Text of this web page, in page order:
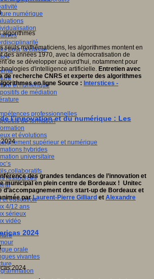
numérique
pour la classe
et numérique
de médiation
professionnelles
de formation
et évolutions
supérieur et numérique
hybrides
universitaire
collaboratifs
ressources
et éducation
4/12 ans
sérieux
vidéo
orale
vivantes
seuls mathématiciens, les algorithmes montent en
des années 1970, avec la démocratisation de
de se développer aujourd'hui, notamment pour
d'intelligence artificielle. Entretien avec
de recherche CNRS et experte des algorithmes
en ligne Source : Interstices -
l’innovation et du numérique : Les
des grandes tendances de l’innovation et
municipal en plein centre de Bordeaux ! Unitec
des start-up de Bordeaux et
parLaurent-Pierre Gilliard et Alexandre
2024